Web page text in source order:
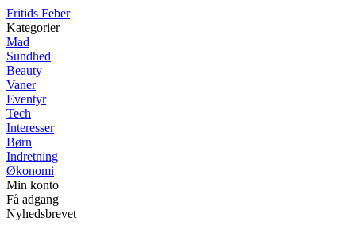
Fritids Feber
Kategorier
Mad
Sundhed
Beauty
Vaner
Eventyr
Tech
Interesser
Børn
Indretning
Økonomi
Min konto
Få adgang
Nyhedsbrevet